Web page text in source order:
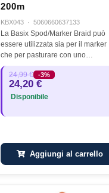
200m
KBX043 · 5060660637133
La Basix Spod/Marker Braid può
essere utilizzata sia per il marker
che per pasturare con uno
spod/Spomb. Questa treccia
galleggiante è perfetta per l'utilizzo
sulla canna da marker, in quanto
non ha…
24,99 € -3%
24,20 €
Disponibile
Aggiungi al carrello